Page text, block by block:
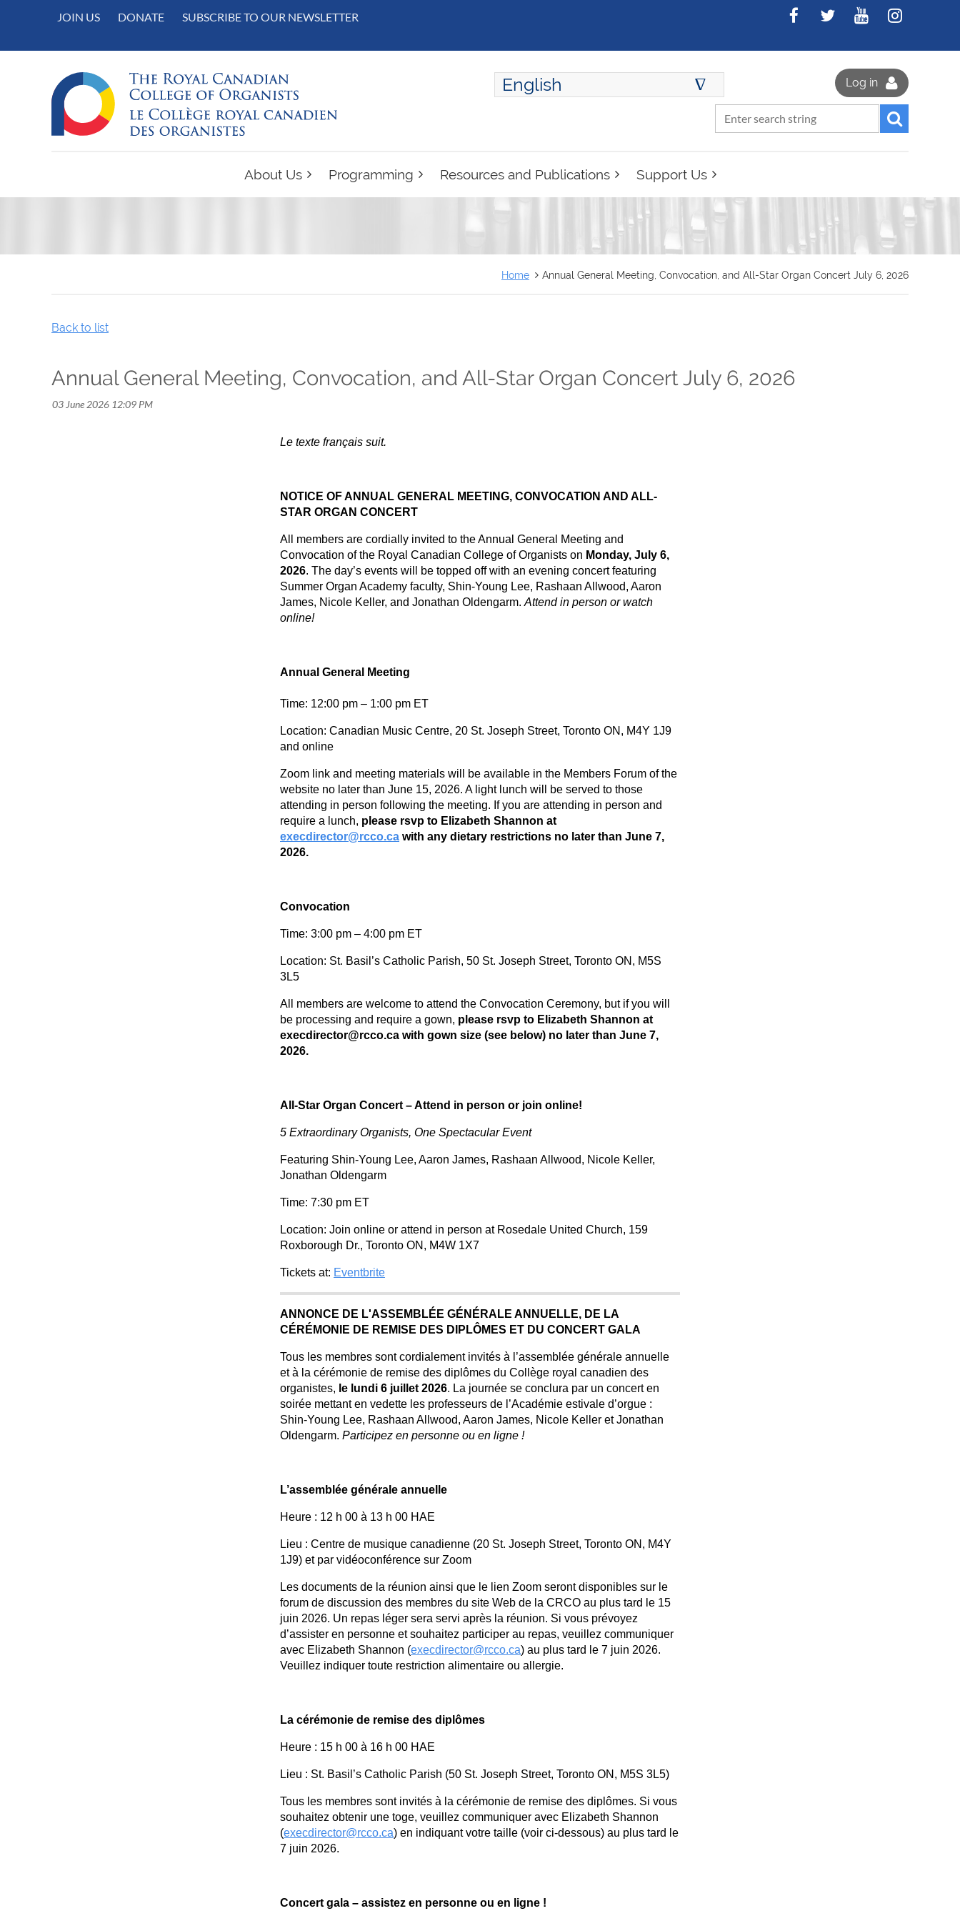
JOIN US DONATE SUBSCRIBE TO OUR NEWSLETTER
Log in
English ∆
About Us Programming Resources and Publications Support Us
Home Annual General Meeting, Convocation, and All-Star Organ Concert July 6, 2026
Back to list
Annual General Meeting, Convocation, and All-Star Organ Concert July 6, 2026
Le texte français suit.
NOTICE OF ANNUAL GENERAL MEETING, CONVOCATION AND ALL-
STAR ORGAN CONCERT
All members are cordially invited to the Annual General Meeting and
Convocation of the Royal Canadian College of Organists on Monday, July 6,
2026. The day’s events will be topped off with an evening concert featuring
Summer Organ Academy faculty, Shin-Young Lee, Rashaan Allwood, Aaron
James, Nicole Keller, and Jonathan Oldengarm. Attend in person or watch
online!
Annual General Meeting
Time: 12:00 pm – 1:00 pm ET
Location: Canadian Music Centre, 20 St. Joseph Street, Toronto ON, M4Y 1J9
and online
Zoom link and meeting materials will be available in the Members Forum of the
website no later than June 15, 2026. A light lunch will be served to those
attending in person following the meeting. If you are attending in person and
require a lunch, please rsvp to Elizabeth Shannon at
execdirector@rcco.ca with any dietary restrictions no later than June 7,
2026.
Convocation
Time: 3:00 pm – 4:00 pm ET
Location: St. Basil’s Catholic Parish, 50 St. Joseph Street, Toronto ON, M5S
3L5
All members are welcome to attend the Convocation Ceremony, but if you will
be processing and require a gown, please rsvp to Elizabeth Shannon at
execdirector@rcco.ca with gown size (see below) no later than June 7,
2026.
All-Star Organ Concert – Attend in person or join online!
5 Extraordinary Organists, One Spectacular Event
Featuring Shin-Young Lee, Aaron James, Rashaan Allwood, Nicole Keller,
Jonathan Oldengarm
Time: 7:30 pm ET
Location: Join online or attend in person at Rosedale United Church, 159
Roxborough Dr., Toronto ON, M4W 1X7
Tickets at: Eventbrite
ANNONCE DE L'ASSEMBLÉE GÉNÉRALE ANNUELLE, DE LA
CÉRÉMONIE DE REMISE DES DIPLÔMES ET DU CONCERT GALA
Tous les membres sont cordialement invités à l’assemblée générale annuelle
et à la cérémonie de remise des diplômes du Collège royal canadien des
organistes, le lundi 6 juillet 2026. La journée se conclura par un concert en
soirée mettant en vedette les professeurs de l’Académie estivale d’orgue :
Shin-Young Lee, Rashaan Allwood, Aaron James, Nicole Keller et Jonathan
Oldengarm. Participez en personne ou en ligne !
L’assemblée générale annuelle
Heure : 12 h 00 à 13 h 00 HAE
Lieu : Centre de musique canadienne (20 St. Joseph Street, Toronto ON, M4Y
1J9) et par vidéoconférence sur Zoom
Les documents de la réunion ainsi que le lien Zoom seront disponibles sur le
forum de discussion des membres du site Web de la CRCO au plus tard le 15
juin 2026. Un repas léger sera servi après la réunion. Si vous prévoyez
d’assister en personne et souhaitez participer au repas, veuillez communiquer
avec Elizabeth Shannon (execdirector@rcco.ca) au plus tard le 7 juin 2026.
Veuillez indiquer toute restriction alimentaire ou allergie.
La cérémonie de remise des diplômes
Heure : 15 h 00 à 16 h 00 HAE
Lieu : St. Basil’s Catholic Parish (50 St. Joseph Street, Toronto ON, M5S 3L5)
Tous les membres sont invités à la cérémonie de remise des diplômes. Si vous
souhaitez obtenir une toge, veuillez communiquer avec Elizabeth Shannon
(execdirector@rcco.ca) en indiquant votre taille (voir ci-dessous) au plus tard le
7 juin 2026.
Concert gala – assistez en personne ou en ligne !